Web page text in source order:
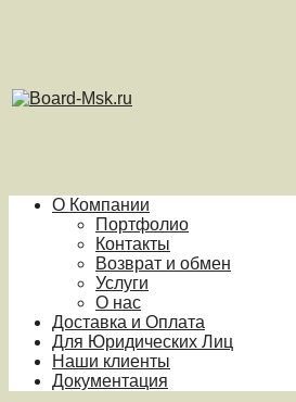
О Компании
Портфолио
Контакты
Возврат и обмен
Услуги
О нас
Доставка и Оплата
Для Юридических Лиц
Наши клиенты
Документация